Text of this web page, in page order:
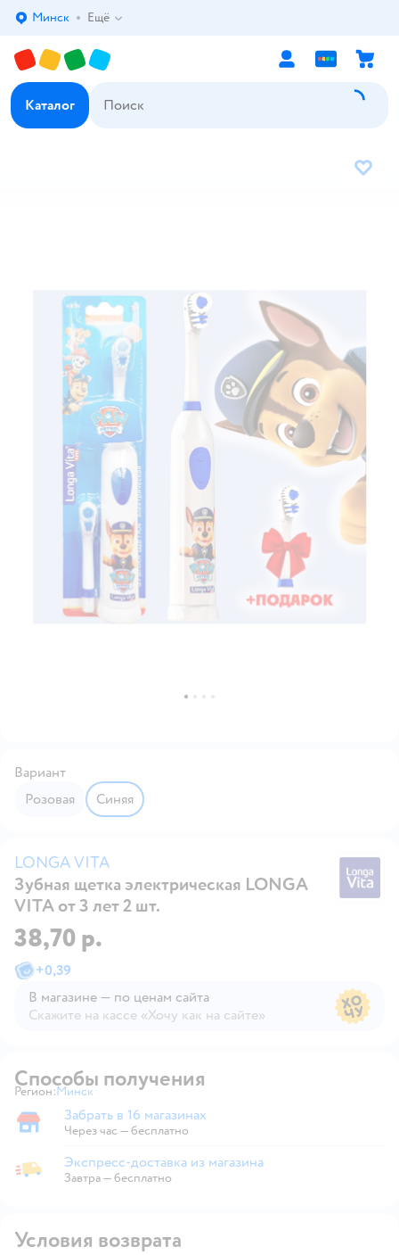
Выбор адреса доставки.
Минск Ещё
Каталог
В
Вариант
Розовая
Синяя
LONGA VITA
Зубная щетка электрическая LONGA
VITA от 3 лет 2 шт.
38,70 р.
+0,39
В магазине — по ценам сайта
Скажите на кассе «Хочу как на сайте»
Способы получения
Регион: Выбор адреса доставки.
Минск
Забрать в магазине
Забрать в 16 магазинах
Через час — бесплатно
Экспресс-доставка из магазина
Экспресс-доставка из магазина
Завтра—бесплатно
Условия возврата